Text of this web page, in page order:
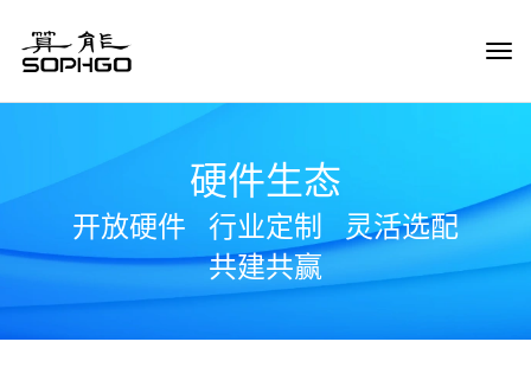
硬件生态
开放硬件 行业定制
灵活选配
共建共赢